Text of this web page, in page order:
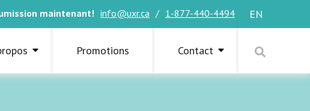
maintenant! info@uxr.ca / 1-877-440-4494 EN
Promotions Contact